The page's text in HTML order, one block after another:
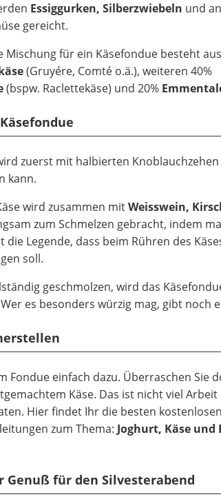
Essiggurken, Silberzwiebeln und
gereicht.
Mischung für ein Käsefondue besteht
(Gruyére, Comté o.ä.), weiteren 40%
(bspw. Raclettekäse) und 20%
zuerst mit halbierten
kann.
wird zusammen mitWeisswein,
zum Schmelzen gebracht, indem
die Legende, dass beim Rühren des
soll.
geschmolzen, wird das
es besonders würzig mag, gibt noch
Fondue einfach dazu. Überraschen Sie
Käse. Das ist nicht viel
Hier findet Ihr die besten
zum Thema: Joghurt, Käse
Genuß für den Silvesterabend